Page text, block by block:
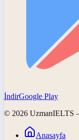
İndirGoogle Play
© 2026 UzmanIELTS
Anasayfa